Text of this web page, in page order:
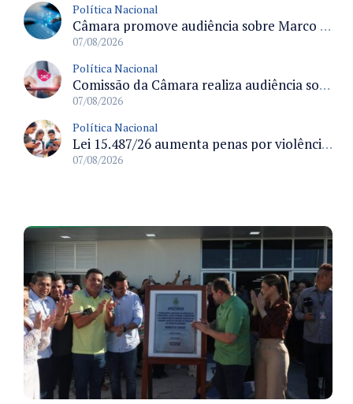
Política Nacional
Câmara promove audiência sobre Marco de Fomento à Economia Digital e impactos da inteligência artificial
07/08/2026
Política Nacional
Comissão da Câmara realiza audiência sobre apostas online para medir o tamanho do mercado ilegal
07/08/2026
Política Nacional
Lei 15.487/26 aumenta penas por violência sexual digital contra crianças e adolescentes e autoriza ronda virtual para investigação
07/08/2026